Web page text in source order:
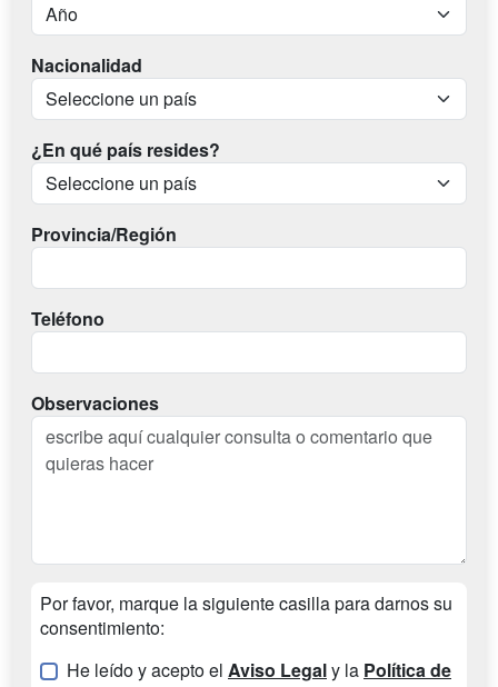
Nacionalidad
¿En qué país resides?
Provincia/Región
Teléfono
Observaciones
Por favor, marque la siguiente casilla para darnos su
consentimiento:
He leído y acepto el Aviso Legaly la Política de